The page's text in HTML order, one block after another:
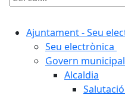
Cercar:
Ajuntament - Seu
Seu electrònica
Govern municipal
Alcaldia